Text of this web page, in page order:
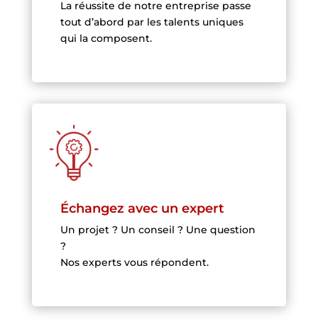
La réussite de notre entreprise passe
tout d’abord par les talents uniques
qui la composent.
Échangez avec un expert
Un projet ? Un conseil ? Une question
?
Nos experts vous répondent.